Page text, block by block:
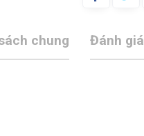
chung Đánh giá